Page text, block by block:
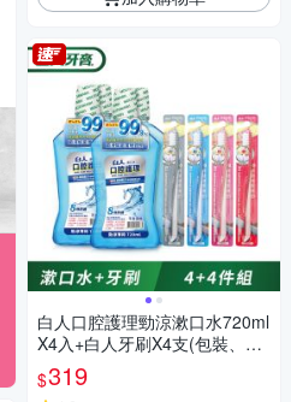
白人口腔護理勁涼漱口水720ml
X4入+白人牙刷X4支(包裝、牙
刷款式隨機)
$319